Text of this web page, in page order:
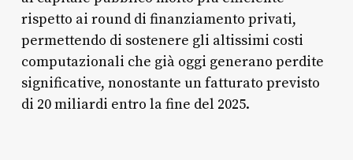
rispetto ai round di finanziamento privati,
permettendo di sostenere gli altissimi costi
computazionali che già oggi generano perdite
significative, nonostante un fatturato previsto
di 20 miliardi entro la fine del 2025.